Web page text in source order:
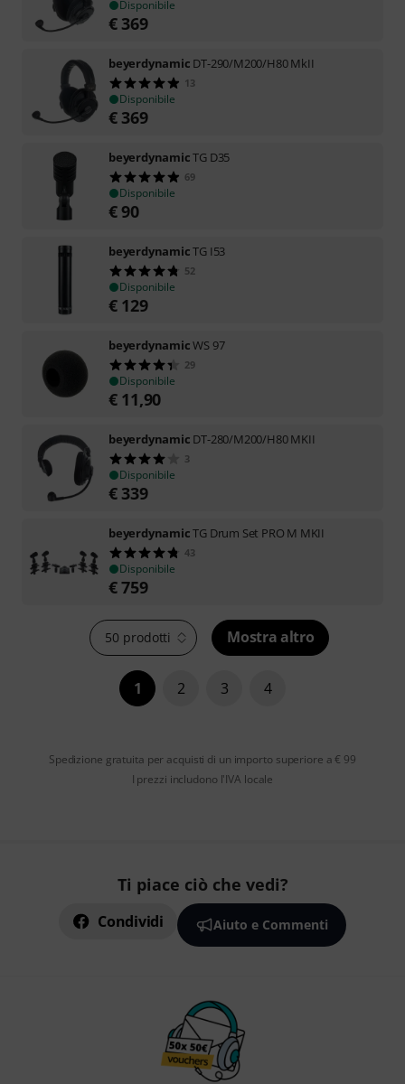
Disponibile
€ 369
beyerdynamic DT-290/M200/H80 MkII
13
Disponibile
€ 369
beyerdynamicTG D35
69
Disponibile
€90
beyerdynamicTG I53
52
Disponibile
€ 129
beyerdynamicWS 97
29
Disponibile
€ 11,90
beyerdynamic DT-280/M200/H80 MKII
3
Disponibile
€ 339
beyerdynamicTG Drum Set PRO M MKII
43
Disponibile
€759
50 prodotti Mostra altro
1 2 3 4
Spedizione gratuita per acquisti di un importo superiore a € 99
I prezzi includono l'IVA locale
Ti piace ciò che vedi?
Condividi Aiuto e Commenti